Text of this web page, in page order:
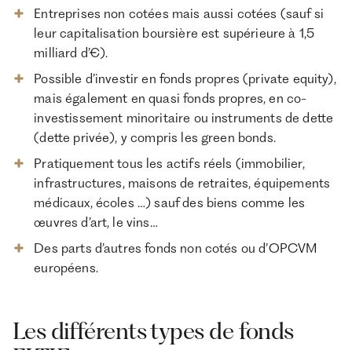
Entreprises non cotées mais aussi cotées (sauf si
leur capitalisation boursière est supérieure à 1,5
milliard d’€).
Possible d’investir en fonds propres (private equity),
mais également en quasi fonds propres, en co-
investissement minoritaire ou instruments de dette
(dette privée), y compris les green bonds.
Pratiquement tous les actifs réels (immobilier,
infrastructures, maisons de retraites, équipements
médicaux, écoles …) sauf des biens comme les
œuvres d’art, le vins…
Des parts d’autres fonds non cotés ou d’OPCVM
européens.
Les différents types de fonds